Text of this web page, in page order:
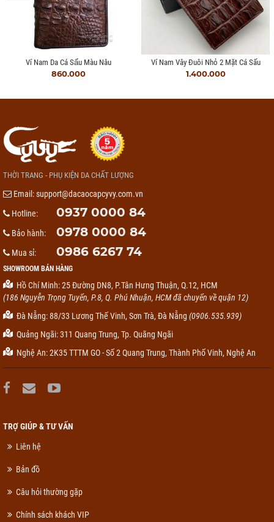
Ví Nam Da Cá Sấu Màu Nâu
860.000
Ví Nam Vây Đuôi Nhỏ 2 Mặt Cá Sấu
1.400.000
THỜI TRANG - PHỤ KIỆN DA CHẤT LƯỢNG
Email:support@dacaocapcyvy.com.vn
Hotline:
0937 0000 84
Bảo hành: 0978 0000 84
Mua sỉ: 0986 6267 74
SHOWROOM BÁN HÀNG
Hồ Chí Minh: 25 Đường DN8, P.Tân Hưng Thuận, Q.12, HCM
(186 Nguyễn Trọng Tuyển, P.8, Q. Phú Nhuận, HCM đã chuyển về quận 12)
Đà Nẵng: 88/33 Lương Thế Vinh, Sơn Trà, Đà Nẵng (0906.535.939)
Quảng Ngãi: 311 Quang Trung, Tp. Quãng Ngãi
Nghệ An: 2K35 TTTM GO - Số 2 Quang Trung, Thành Phố Vinh, Nghệ An
TRỢ GIÚP & TƯ VẤN
Liên hệ
Bản đồ
Câu hỏi thường gặp
Chính sách khách VIP